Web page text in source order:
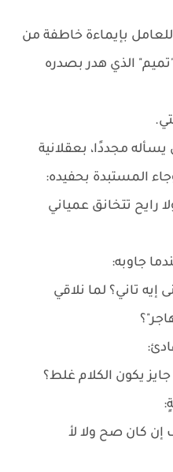
بإيماءة خاطفة من
الذي هدر بصدره
يسأله مجددًا، بعقلانية
المستبدة بحفيده:
رايح تتخانق عمياني
جاوبه:
تاني؟ لما نلاقي
يكون الكلام غلط؟
كان صح ولا لأ